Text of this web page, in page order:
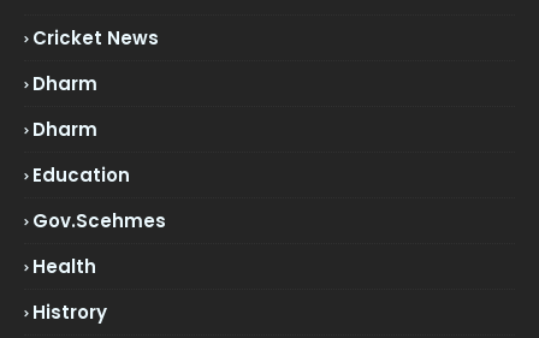
Cricket News
Dharm
Dharm
Education
Gov.scehmes
Health
Histrory